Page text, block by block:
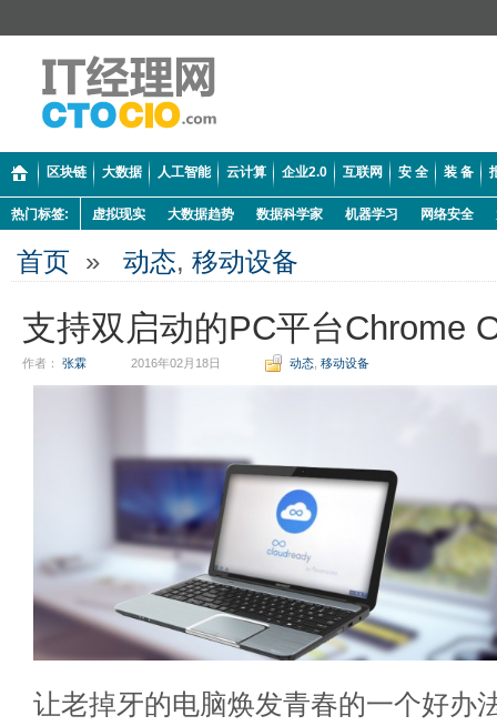
区块链 大数据 人工智能 云计算 企业2.0 互联网 安 全 装 备
热门标签: 虚拟现实 大数据趋势 数据科学家 机器学习 网络安全
首页 » 动态, 移动设备
支持双启动的PC平台Chrome
作者： 张霖 2016年02月18日 动态 移动设备
让老掉牙的电脑焕发青春的一个好办